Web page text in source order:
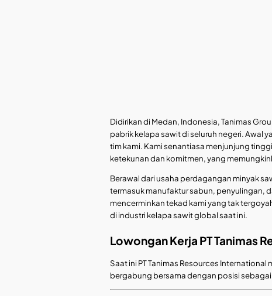
Didirikan di Medan, Indonesia, Tanimas
pabrik kelapa sawit di seluruh negeri. Awal
tim kami. Kami senantiasa menjunjung
ketekunan dan komitmen, yang
Berawal dari usaha perdagangan minyak
termasuk manufaktur sabun, penyulingan,
mencerminkan tekad kami yang tak
di industri kelapa sawit global saat ini.
Lowongan Kerja PT Tanimas
Saat ini PT Tanimas Resources
bergabung bersama dengan posisi